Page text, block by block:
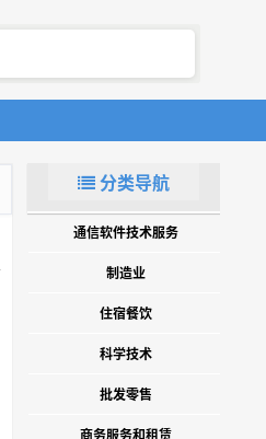
分类导航
通信软件技术服务
制造业
住宿餐饮
科学技术
批发零售
商务服务和租赁